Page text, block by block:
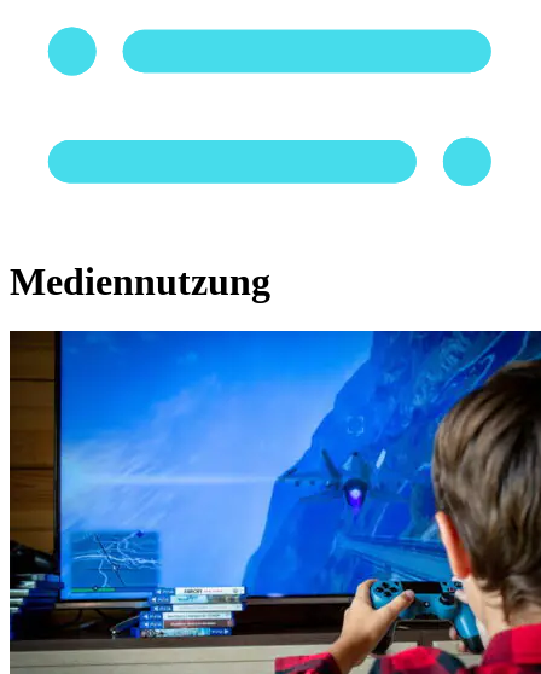
Mediennutzung